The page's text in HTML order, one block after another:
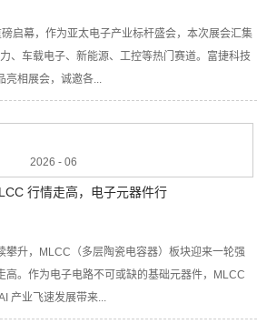
启幕，作为亚太电子产业标杆盛会，本次展会汇集
、车载电子、新能源、工控等热门赛道。富捷科技
亮相展会，诚邀各...
2026 - 06
行情走高，电子元器件行
攀升，MLCC（多层陶瓷电容器）板块迎来一轮强
高。作为电子电路不可或缺的基础元器件，MLCC
产业飞速发展带来...